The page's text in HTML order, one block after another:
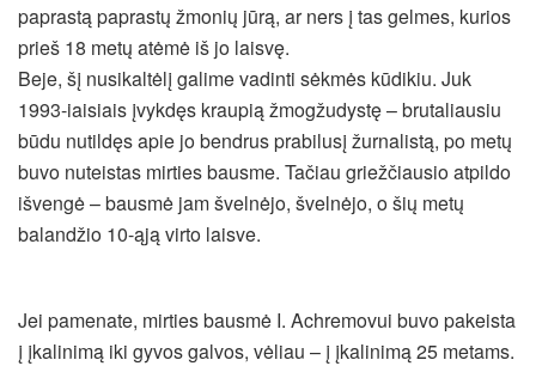
paprastą paprastų žmonių jūrą, ar ners į tas gelmes, kurios
prieš 18 metų atėmė iš jo laisvę.
Beje, šį nusikaltėlį galime vadinti sėkmės kūdikiu. Juk
1993-iaisiais įvykdęs kraupią žmogžudystę – brutaliausiu
būdu nutildęs apie jo bendrus prabilusį žurnalistą, po metų
buvo nuteistas mirties bausme. Tačiau griežčiausio atpildo
išvengė – bausmė jam švelnėjo, švelnėjo, o šių metų
balandžio 10-ąją virto laisve.
Jei pamenate, mirties bausmė I. Achremovui buvo pakeista
į įkalinimą iki gyvos galvos, vėliau – į įkalinimą 25 metams.